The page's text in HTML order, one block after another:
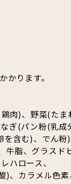
ります。
肉)、野菜(たま
ぎ(パン粉(乳成
含む)、でん粉)
脂、グラスドビ
ハロース、
、カラメル色素